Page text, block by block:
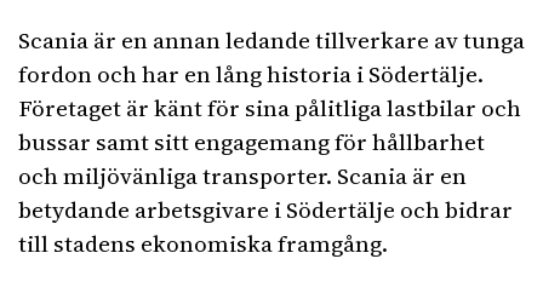
Scania är en annan ledande tillverkare av tunga
fordon och har en lång historia i Södertälje.
Företaget är känt för sina pålitliga lastbilar och
bussar samt sitt engagemang för hållbarhet
och miljövänliga transporter. Scania är en
betydande arbetsgivare i Södertälje och bidrar
till stadens ekonomiska framgång.